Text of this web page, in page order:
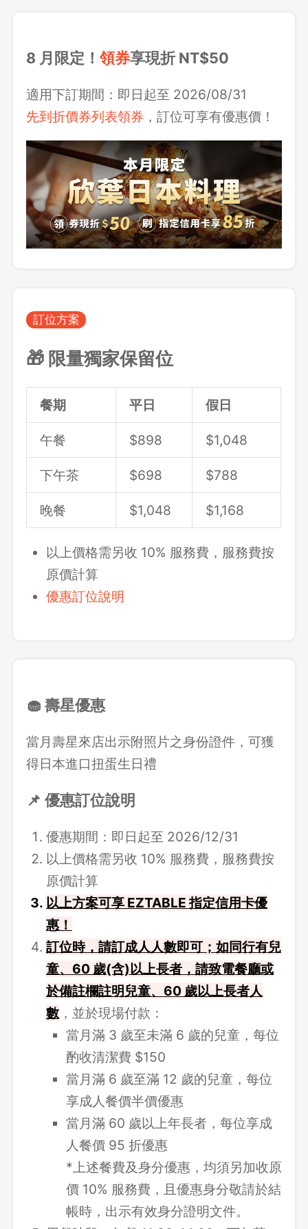
8 月限定！領券享現折 NT$50
適用下訂期間：即日起至 2026/08/31
先到折價券列表領券 ，訂位可享有優惠價！
訂位方案
🎁 限量獨家保留位
餐期 平日 假日
午餐 $898 $1,048
下午茶 $698 $788
晚餐 $1,048 $1,168
以上價格需另收 10% 服務費，服務費按
原價計算
優惠訂位說明
🧁 壽星優惠
當月壽星來店出示附照片之身份證件，可獲
得日本進口扭蛋生日禮
📌 優惠訂位說明
優惠期間：即日起至 2026/12/31
以上價格需另收 10% 服務費，服務費按
原價計算
以上方案可享 EZTABLE 指定信用卡優
惠！
訂位時，請訂成人人數即可；如同行有兒
童、60 歲(含)以上長者，請致電餐廳或
於備註欄註明兒童、60 歲以上長者人
數，並於現場付款：
當月滿 3 歲至未滿 6 歲的兒童，每位
酌收清潔費 $150
當月滿 6 歲至滿 12 歲的兒童，每位
享成人餐價半價優惠
當月滿 60 歲以上年長者，每位享成
人餐價 95 折優惠
*上述餐費及身分優惠，均須另加收原
價 10% 服務費，且優惠身分敬請於結
帳時，出示有效身分證明文件。